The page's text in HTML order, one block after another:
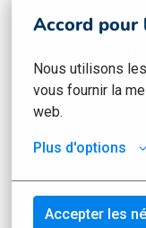
Accord pour
Nous utilisons
vous fournir la
web.
Plus d'options
Accepter les